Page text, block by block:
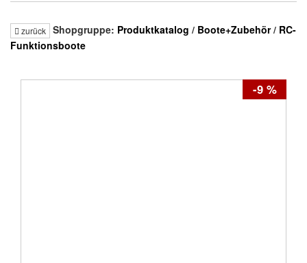
zurück Shopgruppe: Produktkatalog / Boote+Zubehör/ RC-
Funktionsboote
-9 %